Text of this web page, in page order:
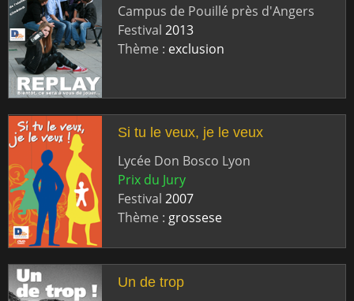
Campus de Pouillé près d'Angers
Festival 2013
Thème : exclusion
Si tu le veux, je le veux
Lycée Don Bosco Lyon
Prix du Jury
Festival 2007
Thème : grossese
Un de trop